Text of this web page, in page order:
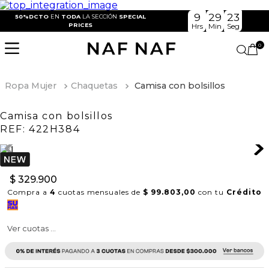
50%DCTO EN TODA LA SECCIÓN SPECIAL
PRICES
9
Hrs
29
Min
22
Seg
0
Ropa Mujer Chaquetas Camisa con bolsillos
Camisa con bolsillos
REF: 422H384
$ 329.900
Compra a 4 cuotas mensuales de $ 99.803,00 con tu Crédito
Ver cuotas ...